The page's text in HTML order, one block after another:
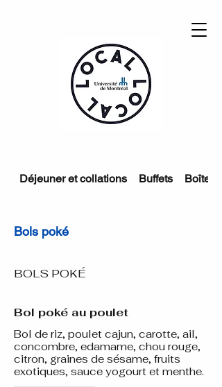
Déjeuner et collations Buffets Boîtes
Bols poké
BOLS POKÉ
Bol poké au poulet
Bol de riz, poulet cajun, carotte, ail,
concombre, edamame, chou rouge,
citron, graines de sésame, fruits
exotiques, sauce yogourt et menthe.